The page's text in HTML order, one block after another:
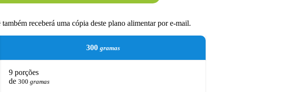
receberá uma cópia deste plano alimentar por e-mail.
300gramas
9 porções
de 300 gramas